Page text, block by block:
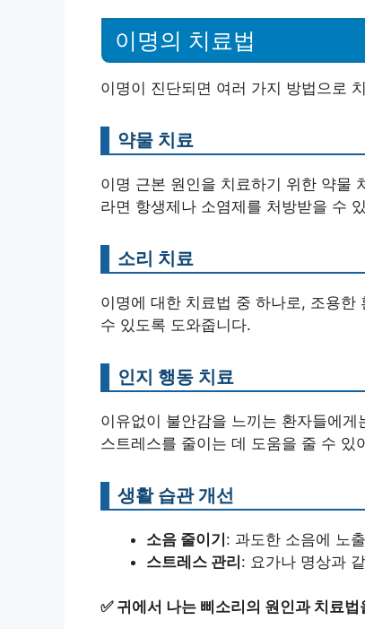
이명의 치료법
이명이 진단되면 여러 가지 방법으로
약물 치료
이명 근본 원인을 치료하기 위한 약물
라면 항생제나 소염제를 처방받을 수
소리 치료
이명에 대한 치료법 중 하나로, 조용
수 있도록 도와줍니다.
인지 행동 치료
이유없이 불안감을 느끼는 환자들에
스트레스를 줄이는 데 도움을 줄 수 있
생활 습관 개선
소음 줄이기: 과도한 소음에 노
스트레스 관리: 요가나 명상과
✅ 귀에서 나는 삐소리의 원인과 치료